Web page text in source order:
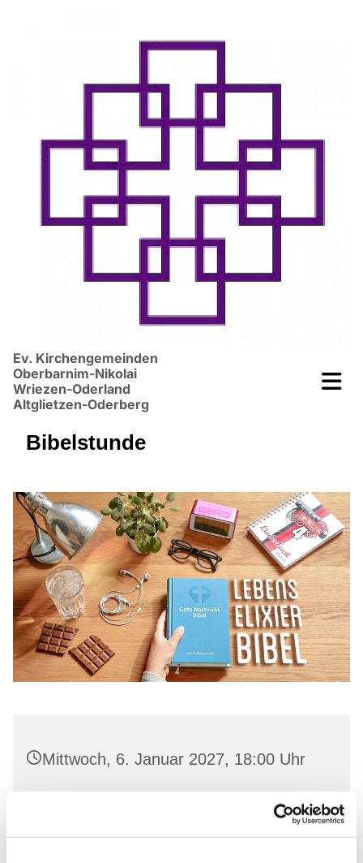
Ev. Kirchengemeinden
Oberbarnim-Nikolai
Wriezen-Oderland
Altglietzen-Oderberg
Bibelstunde
Mittwoch, 6. Januar 2027, 18:00 Uhr